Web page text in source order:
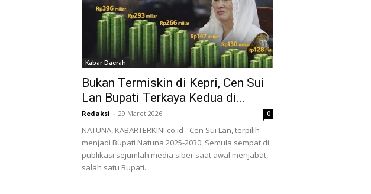
Kabar Daerah
Bukan Termiskin di Kepri, Cen Sui
Lan Bupati Terkaya Kedua di...
Redaksi - 29 Maret 2026 0
NATUNA, KABARTERKINI.co.id - Cen Sui Lan, terpilih
menjadi Bupati Natuna 2025-2030. Semula sempat di
publikasi sejumlah media siber saat awal menjabat,
salah satu Bupati...